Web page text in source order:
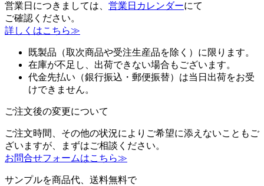
営業日につきましては、 営業日カレンダーにて
ご確認ください。
詳しくはこちら≫
既製品（取次商品や受注生産品を除く）に限ります。
在庫が不足し、出荷できない場合もございます。
代金先払い（銀行振込・郵便振替）は当日出荷をお受
けできません。
ご注文後の変更について
ご注文時間、その他の状況によりご希望に添えないこともご
ざいますが、まずはご相談ください。
お問合せフォームはこちら≫
サンプルを商品代、送料無料で